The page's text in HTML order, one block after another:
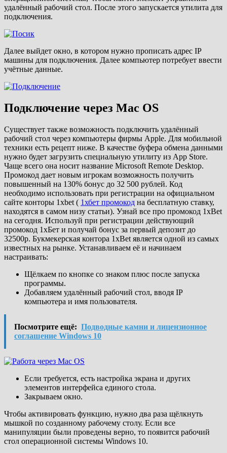
удалённый рабочий стол. После этого запускается утилита для
подключения.
Далее выйдет окно, в котором нужно прописать адрес IP
машины для подключения. Далее компьютер потребует ввести
учётные данные.
Подключение через Mac OS
Существует также возможность подключить удалённый
рабочий стол через компьютеры фирмы Apple. Для мобильной
техники есть рецепт ниже. В качестве буфера обмена данными
нужно будет загрузить специальную утилиту из App Store.
Чаще всего она носит название Microsoft Remote Desktop.
Промокод дает новым игрокам возможность получить
повышенный на 130% бонус до 32 500 рублей. Код
необходимо использовать при регистрации на официальном
сайте конторы 1xbet ( 1хбет промокод на бесплатную ставку,
находятся в самом низу статьи). Узнай все про промокод 1xBet
на сегодня. Используй при регистрации действующий
промокод 1хБет и получай бонус за первый депозит до
32500р. Букмекерская контора 1xBet является одной из самых
известных на рынке. Устанавливаем её и начинаем
настраивать:
Щёлкаем по кнопке со знаком плюс после запуска
программы.
Добавляем удалённый рабочий стол, вводя IP
компьютера и имя пользователя.
Посмотрите ещё: Подводные камни и лицензионное
соглашение Windows 10
Если требуется, есть настройка экрана и других
элементов интерфейса единого стола.
Закрываем окно.
Чтобы активировать функцию, нужно два раза щёлкнуть
мышкой по созданному рабочему столу. Если все
манипуляции были проведены верно, то появится рабочий
стол операционной системы Windows 10.